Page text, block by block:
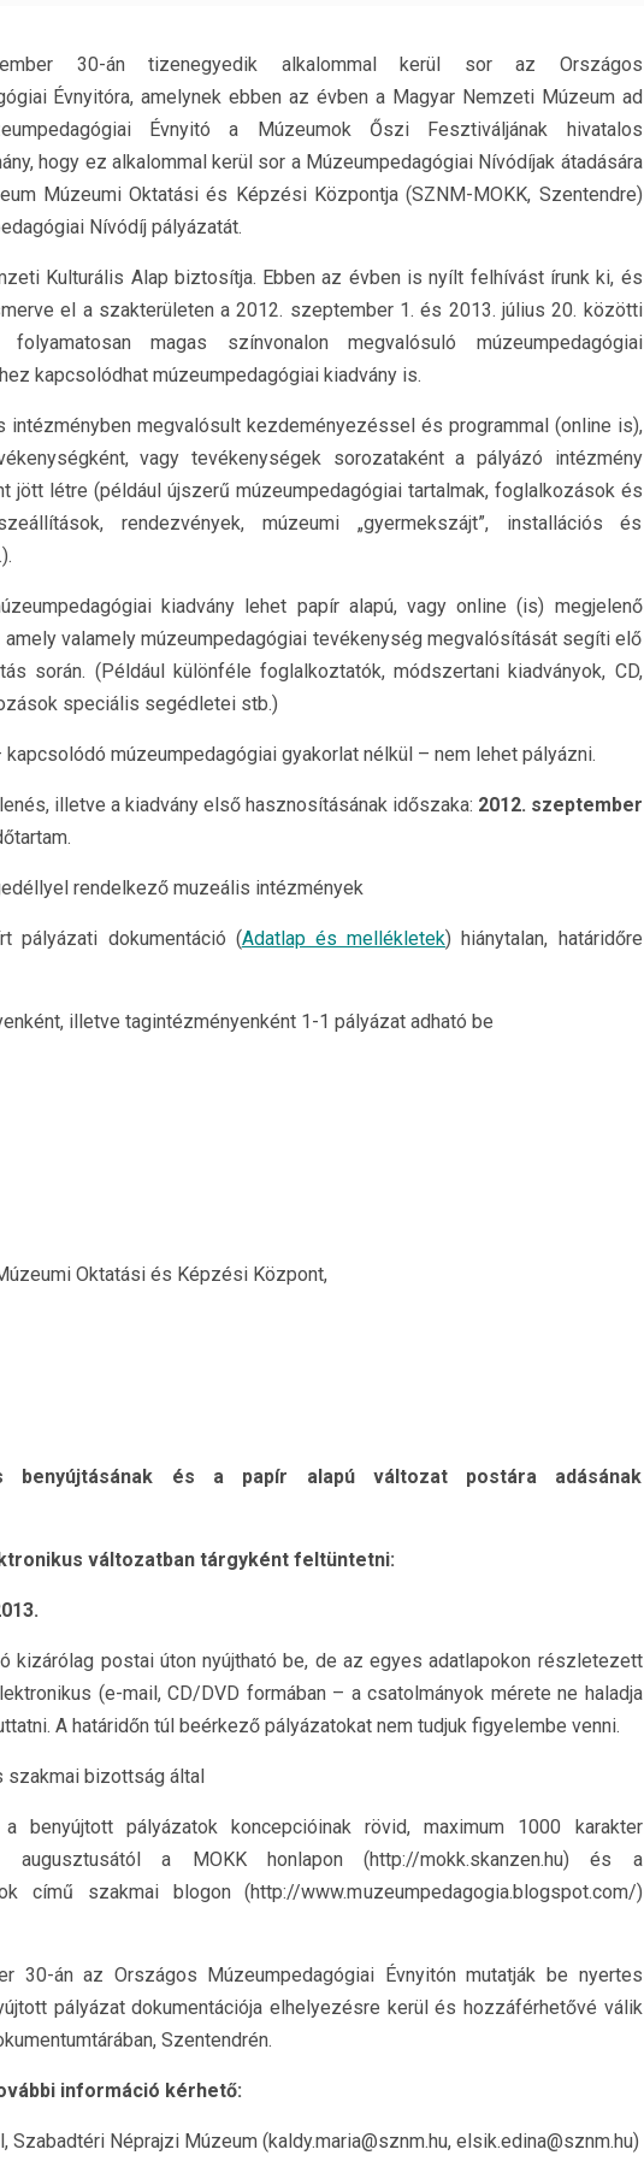
30-án tizenegyedik alkalommal kerül sor az Országos
Évnyitóra, amelynek ebben az évben a Magyar Nemzeti Múzeum ad
Évnyitó a Múzeumok Őszi Fesztiváljának hivatalos
hogy ez alkalommal kerül sor a Múzeumpedagógiai Nívódíjak átadására
Múzeumi Oktatási és Képzési Központja (SZNM-MOKK, Szentendre)
Nívódíj pályázatát.
Kulturális Alap biztosítja. Ebben az évben is nyílt felhívást írunk ki, és
el a szakterületen a 2012. szeptember 1. és 2013. július 20. közötti
magas színvonalon megvalósuló múzeumpedagógiai
kapcsolódhat múzeumpedagógiai kiadvány is.
intézményben megvalósult kezdeményezéssel és programmal (online is),
vagy tevékenységek sorozataként a pályázó intézmény
jött létre (például újszerű múzeumpedagógiai tartalmak, foglalkozások és
rendezvények, múzeumi „gyermekszájt”, installációs és
kiadvány lehet papír alapú, vagy online (is) megjelenő
amely valamely múzeumpedagógiai tevékenység megvalósítását segíti elő
során. (Például különféle foglalkoztatók, módszertani kiadványok, CD,
speciális segédletei stb.)
kapcsolódó múzeumpedagógiai gyakorlat nélkül – nem lehet pályázni.
illetve a kiadvány első hasznosításának időszaka: 2012. szeptember
rendelkező muzeális intézmények
pályázati dokumentáció (Adatlap és mellékletek) hiánytalan, határidőre
illetve tagintézményenként 1-1 pályázat adható be
Oktatási és Képzési Központ,
benyújtásának és a papír alapú változat postára adásának
változatban tárgyként feltüntetni:
kizárólag postai úton nyújtható be, de az egyes adatlapokon részletezett
(e-mail, CD/DVD formában – a csatolmányok mérete ne haladja
A határidőn túl beérkező pályázatokat nem tudjuk figyelembe venni.
szakmai bizottság által
benyújtott pályázatok koncepcióinak rövid, maximum 1000 karakter
augusztusától a MOKK honlapon (http://mokk.skanzen.hu) és a
című szakmai blogon (http://www.muzeumpedagogia.blogspot.com/)
30-án az Országos Múzeumpedagógiai Évnyitón mutatják be nyertes
pályázat dokumentációja elhelyezésre kerül és hozzáférhetővé válik
Szentendrén.
információ kérhető:
Szabadtéri Néprajzi Múzeum (kaldy.maria@sznm.hu, elsik.edina@sznm.hu)